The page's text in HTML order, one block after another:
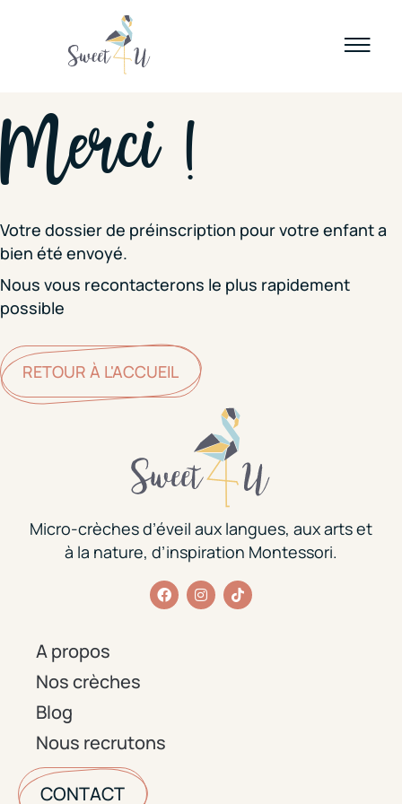
Merci !
Votre dossier de préinscription pour votre enfant a
bien été envoyé.
Nous vous recontacterons le plus rapidement
possible
RETOUR À L'ACCUEIL
Micro-crèches d’éveil aux langues, aux arts et
à la nature, d’inspiration Montessori.
A propos
Nos crèches
Blog
Nous recrutons
CONTACT